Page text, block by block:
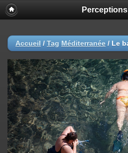
Accueil / Tag Méditerranée / Le